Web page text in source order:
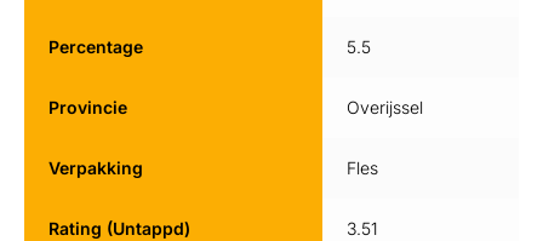
Percentage 5.5
Provincie Overijssel
Verpakking Fles
Rating (Untappd) 3.51